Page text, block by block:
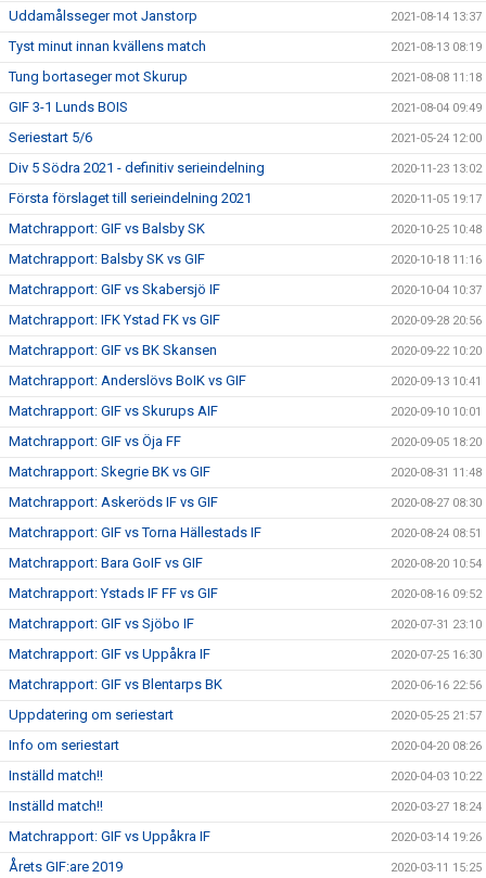
Uddamålsseger mot Janstorp 2021-08-14 13:37
Tyst minut innan kvällens match 2021-08-13 08:19
Tung bortaseger mot Skurup 2021-08-08 11:18
GIF 3-1 Lunds BOIS 2021-08-04 09:49
Seriestart 5/6 2021-05-24 12:00
Div 5 Södra 2021 - definitiv serieindelning 2020-11-23 13:02
Första förslaget till serieindelning 2021 2020-11-05 19:17
Matchrapport: GIF vs Balsby SK 2020-10-25 10:48
Matchrapport: Balsby SK vs GIF 2020-10-18 11:16
Matchrapport: GIF vs Skabersjö IF 2020-10-04 10:37
Matchrapport: IFK Ystad FK vs GIF 2020-09-28 20:56
Matchrapport: GIF vs BK Skansen 2020-09-22 10:20
Matchrapport: Anderslövs BoIK vs GIF 2020-09-13 10:41
Matchrapport: GIF vs Skurups AIF 2020-09-10 10:01
Matchrapport: GIF vs Öja FF 2020-09-05 18:20
Matchrapport: Skegrie BK vs GIF 2020-08-31 11:48
Matchrapport: Askeröds IF vs GIF 2020-08-27 08:30
Matchrapport: GIF vs Torna Hällestads IF 2020-08-24 08:51
Matchrapport: Bara GoIF vs GIF 2020-08-20 10:54
Matchrapport: Ystads IF FF vs GIF 2020-08-16 09:52
Matchrapport: GIF vs Sjöbo IF 2020-07-31 23:10
Matchrapport: GIF vs Uppåkra IF 2020-07-25 16:30
Matchrapport: GIF vs Blentarps BK 2020-06-16 22:56
Uppdatering om seriestart 2020-05-25 21:57
Info om seriestart 2020-04-20 08:26
Inställd match!! 2020-04-03 10:22
Inställd match!! 2020-03-27 18:24
Matchrapport: GIF vs Uppåkra IF 2020-03-14 19:26
Årets GIF:are 2019 2020-03-11 15:25